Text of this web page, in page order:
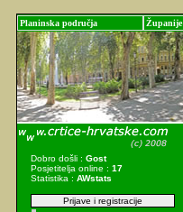
Planinska područja Županije
Dobro došli : Gost
Posjetitelja online : 17
Statistika : AWstats
Prijave i registracije